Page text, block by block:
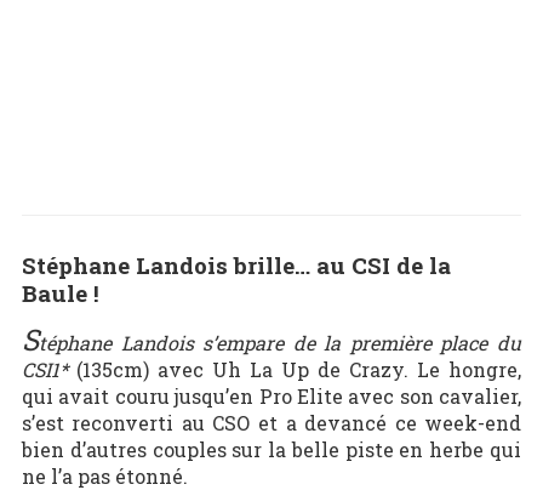
Stéphane Landois brille… au CSI de la
Baule !
Stéphane Landois s’empare de la première place du
CSI1*(135cm) avec Uh La Up de Crazy. Le hongre,
qui avait couru jusqu’en Pro Elite avec son cavalier,
s’est reconverti au CSO et a devancé ce week-end
bien d’autres couples sur la belle piste en herbe qui
ne l’a pas étonné.